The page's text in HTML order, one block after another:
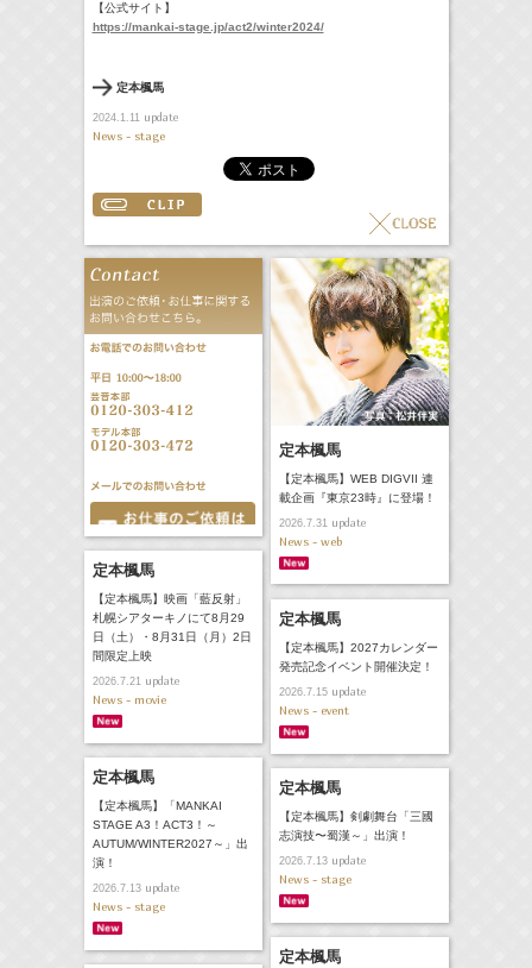
【公式サイト】
https://mankai-stage.jp/act2/winter2024/
定本楓馬
2024.1.11 update
News - stage
定本楓馬
【定本楓馬】WEB DIGVII 連
載企画『東京23時』に登場！
2026.7.31 update
News - web
定本楓馬
【定本楓馬】映画「藍反射」
札幌シアターキノにて8月29
日（土）・8月31日（月）2日
間限定上映
2026.7.21update
News - movie
定本楓馬
【定本楓馬】2027カレンダー
発売記念イベント開催決定！
2026.7.15update
News - event
定本楓馬
【定本楓馬】「MANKAI
STAGE A3！ACT3！～
AUTUM/WINTER2027～」出
演！
2026.7.13update
News - stage
定本楓馬
【定本楓馬】剣劇舞台「三國
志演技〜蜀漢～」出演！
2026.7.13update
News - stage
定本楓馬